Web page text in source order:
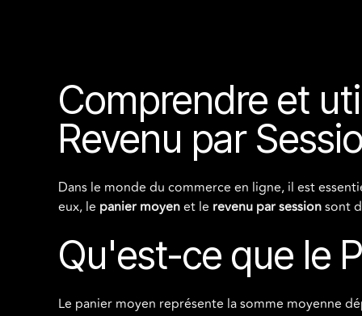
Comprendre et
Revenu par
Dans le monde du commerce en ligne, il est
eux, le panier moyenet le revenu par sessionsont
Qu'est-ce que le
Le panier moyen représente la somme moyenne